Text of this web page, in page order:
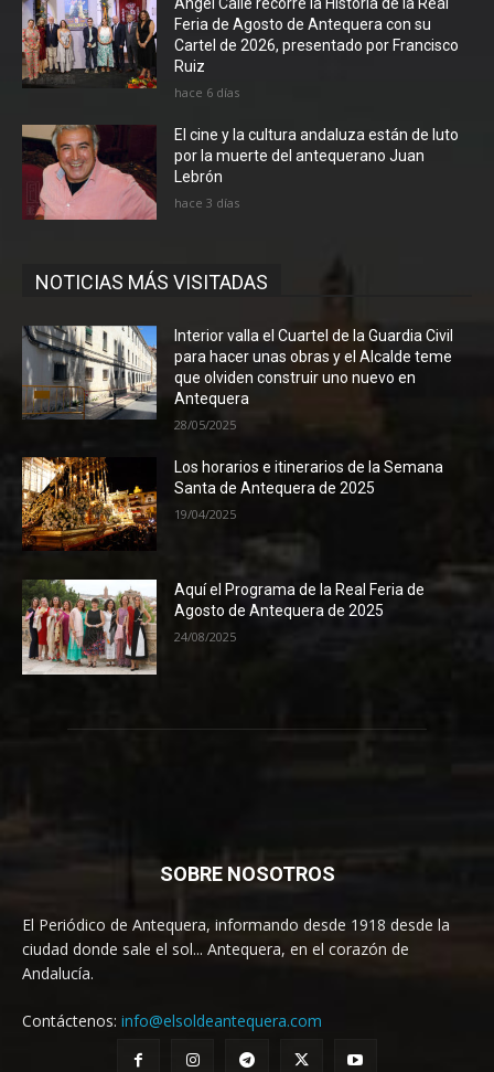
Feria de Agosto de Antequera con su
Cartel de 2026, presentado por Francisco
Ruiz
hace 6 días
El cine y la cultura andaluza están de luto
por la muerte del antequerano Juan
Lebrón
hace 3 días
NOTICIAS MÁS VISITADAS
Interior valla el Cuartel de la Guardia Civil
para hacer unas obras y el Alcalde teme
que olviden construir uno nuevo en
Antequera
28/05/2025
Los horarios e itinerarios de la Semana
Santa de Antequera de 2025
19/04/2025
Aquí el Programa de la Real Feria de
Agosto de Antequera de 2025
24/08/2025
SOBRE NOSOTROS
El Periódico de Antequera, informando desde 1918 desde la
ciudad donde sale el sol... Antequera, en el corazón de
Andalucía.
Contáctenos: info@elsoldeantequera.com